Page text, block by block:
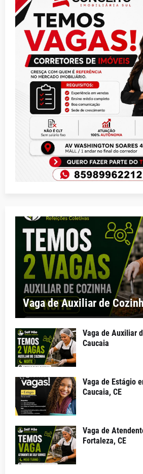
Vaga de Auxiliar de
Vaga de Auxiliar
Caucaia
Vaga de Estágio
Caucaia, CE
Vaga de
Fortaleza, CE